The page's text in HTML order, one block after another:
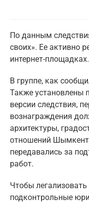
По данным
своих». Ее активно
интернет-площадках.
В группе, как
Также установлены
версии следствия,
вознаграждения
архитектуры,
отношений
передавались за
работ.
Чтобы
подконтрольные